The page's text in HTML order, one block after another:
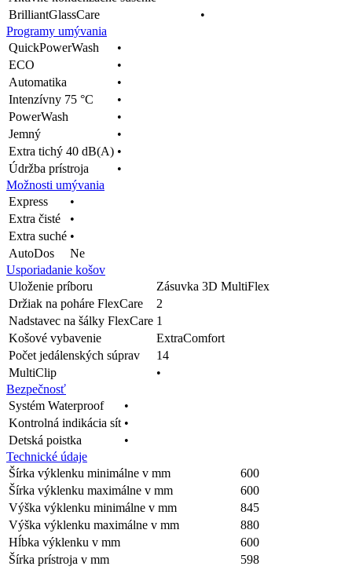
BrilliantGlassCare
•
Programy umývania
QuickPowerWash
•
ECO
•
Automatika
•
Intenzívny 75 °C
•
PowerWash
•
Jemný
•
Extra tichý 40 dB(A) •
Údržba prístroja
•
Možnosti umývania
Express
•
Extra čisté
•
Extra suché •
AutoDos
Ne
Usporiadanie košov
Uloženie príboru
Zásuvka 3D MultiFlex
Držiak na poháre FlexCare
2
Nadstavec na šálky FlexCare 1
Košové vybavenie
ExtraComfort
Počet jedálenských súprav
14
MultiClip
•
Bezpečnosť
Systém Waterproof
•
Kontrolná indikácia sít •
Detská poistka
•
Technické údaje
Šírka výklenku minimálne v mm
600
Šírka výklenku maximálne v mm
600
Výška výklenku minimálne v mm
845
Výška výklenku maximálne v mm
880
Hĺbka výklenku v mm
600
Šírka prístroja v mm
598